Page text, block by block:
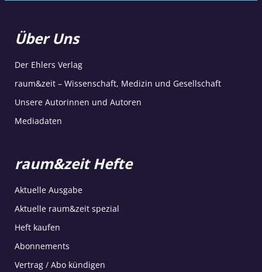
Über Uns
Der Ehlers Verlag
raum&zeit – Wissenschaft, Medizin und Gesellschaft
Unsere Autorinnen und Autoren
Mediadaten
raum&zeit Hefte
Aktuelle Ausgabe
Aktuelle raum&zeit spezial
Heft kaufen
Abonnements
Vertrag / Abo kündigen